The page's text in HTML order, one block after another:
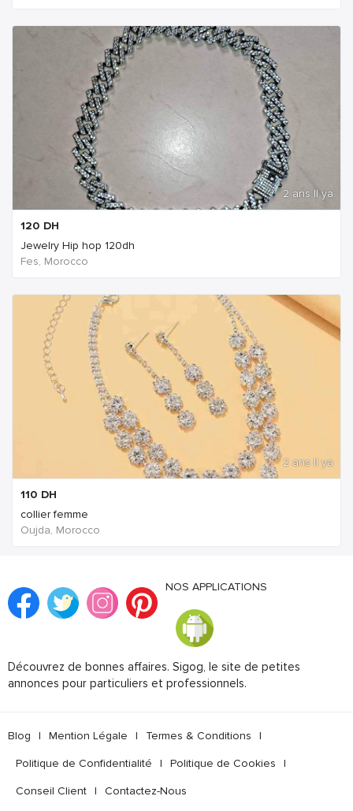
2 ans Il ya
120 DH
Jewelry Hip hop 120dh
Fes, Morocco
2 ans Il ya
110 DH
collier femme
Oujda, Morocco
NOS APPLICATIONS
Découvrez de bonnes affaires. Sigog, le site de petites
annonces pour particuliers et professionnels.
Blog | Mention Légale | Termes & Conditions |
Politique de Confidentialité | Politique de Cookies |
Conseil Client | Contactez-Nous